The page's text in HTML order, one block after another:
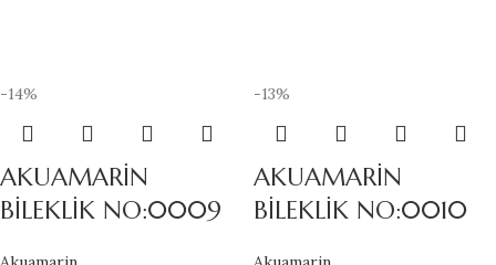
-14%
AKUAMARİN
BİLEKLİK NO:0009
-13%
AKUAMARİN
BİLEKLİK NO:0010